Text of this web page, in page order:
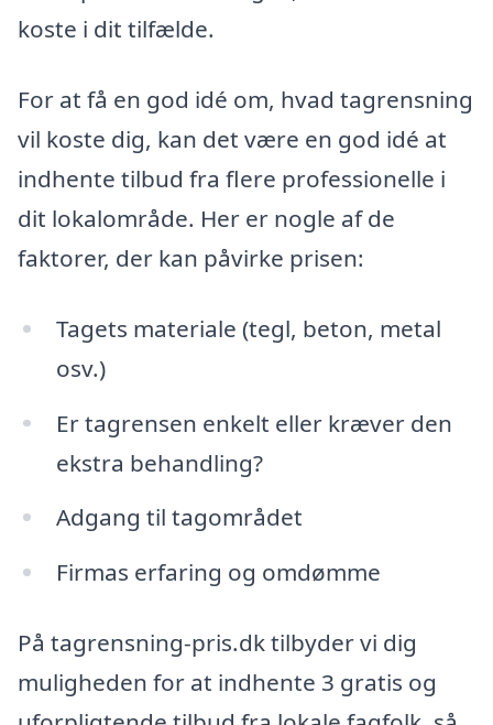
koste i dit tilfælde.
For at få en god idé om, hvad tagrensning
vil koste dig, kan det være en god idé at
indhente tilbud fra flere professionelle i
dit lokalområde. Her er nogle af de
faktorer, der kan påvirke prisen:
Tagets materiale (tegl, beton, metal
osv.)
Er tagrensen enkelt eller kræver den
ekstra behandling?
Adgang til tagområdet
Firmas erfaring og omdømme
På tagrensning-pris.dk tilbyder vi dig
muligheden for at indhente 3 gratis og